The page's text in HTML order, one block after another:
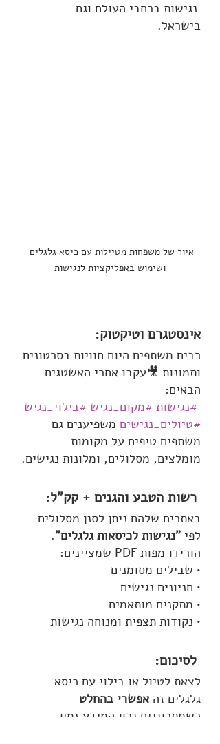
בישראל.
איור של משפחות מטיילות עם כיסא גלגלים
ושימוש באפליקציות לנגישות
אינסטגרם וטיקטוק:
רבים משתפים היום חוויות בסרטונים
ותמונות 🎥עקבו אחרי האשטגים
הבאים:
#נגישות #מקום_נגיש #בילוי_נגיש
#טיולים_נגישים משפיענים גם
משתפים טיפים על מקומות
מומלצים, מסלולים, ומלונות נגישים.
באתרים שלהם ניתן לסנן מסלולים
לפי "נגישות לכיסאות גלגלים".
הורידו מפות PDF שמציינים:
• שבילים מסומנים
• חניונים נגישים
• מתקנים מותאמים
• נקודות תצפית ומנוחה נגישות
לצאת לטיול או בילוי עם כיסא
גלגלים זה אפשרי בהחלט –
כשמתכוננים נכון המידע זמין,